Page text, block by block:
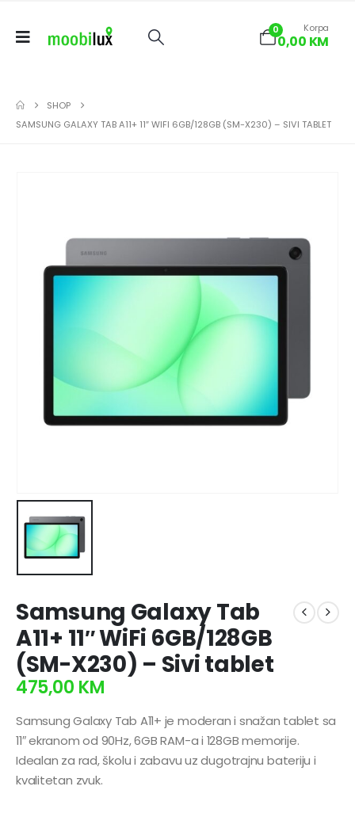
0 Korpa
0,00 KM
SHOP
SAMSUNG GALAXY TAB A11+ 11″ WIFI 6GB/128GB (SM-X230) – SIVI TABLET
Samsung Galaxy Tab
A11+ 11″ WiFi 6GB/128GB
(SM-X230) – Sivi tablet
475,00 KM
Samsung Galaxy Tab A11+ je moderan i snažan tablet sa
11″ ekranom od 90Hz, 6GB RAM-a i 128GB memorije.
Idealan za rad, školu i zabavu uz dugotrajnu bateriju i
kvalitetan zvuk.